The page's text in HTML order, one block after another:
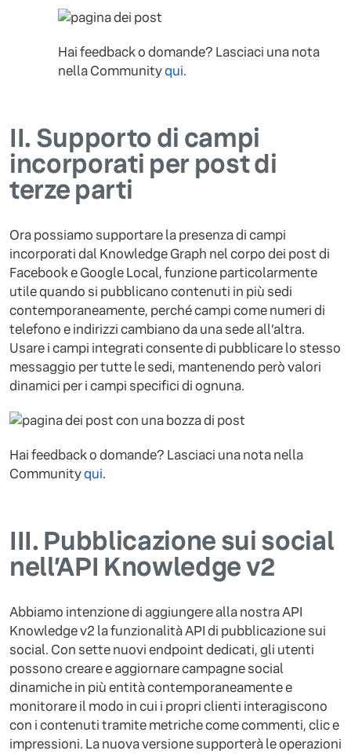
Hai feedback o domande? Lasciaci una nota
nella Communityqui.
II. Supporto di campi
incorporati per post di
terze parti
Ora possiamo supportare la presenza di campi
incorporati dal Knowledge Graph nel corpo dei post di
Facebook e Google Local, funzione particolarmente
utile quando si pubblicano contenuti in più sedi
contemporaneamente, perché campi come numeri di
telefono e indirizzi cambiano da una sede all’altra.
Usare i campi integrati consente di pubblicare lo stesso
messaggio per tutte le sedi, mantenendo però valori
dinamici per i campi specifici di ognuna.
Hai feedback o domande? Lasciaci una nota nella
Communityqui.
III. Pubblicazione sui social
nell’API Knowledge v2
Abbiamo intenzione di aggiungere alla nostra API
Knowledge v2 la funzionalità API di pubblicazione sui
social. Con sette nuovi endpoint dedicati, gli utenti
possono creare e aggiornare campagne social
dinamiche in più entità contemporaneamente e
monitorare il modo in cui i propri clienti interagiscono
con i contenuti tramite metriche come commenti, clic e
impressioni. La nuova versione supporterà le operazioni